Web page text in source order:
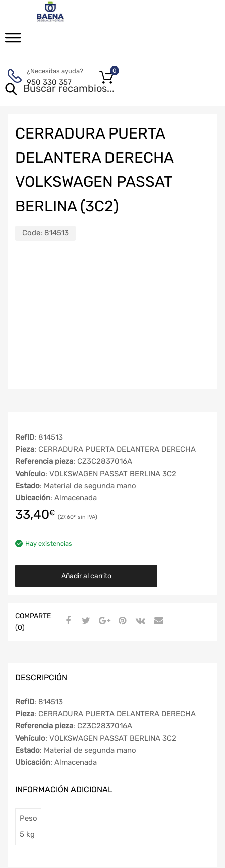
¿Necesitas ayuda?
950 330 357
0
CERRADURA PUERTA
DELANTERA DERECHA
VOLKSWAGEN PASSAT
BERLINA (3C2)
Code: 814513
RefID: 814513
Pieza: CERRADURA PUERTA DELANTERA DERECHA
Referencia pieza: CZ3C2837016A
Vehículo: VOLKSWAGEN PASSAT BERLINA 3C2
Estado: Material de segunda mano
Ubicación: Almacenada
33,40€ 27,60€
Hay existencias
Añadir al carrito
COMPARTE
(0)
DESCRIPCIÓN
RefID: 814513
Pieza: CERRADURA PUERTA DELANTERA DERECHA
Referencia pieza: CZ3C2837016A
Vehículo: VOLKSWAGEN PASSAT BERLINA 3C2
Estado: Material de segunda mano
Ubicación: Almacenada
INFORMACIÓN ADICIONAL
Peso
5 kg